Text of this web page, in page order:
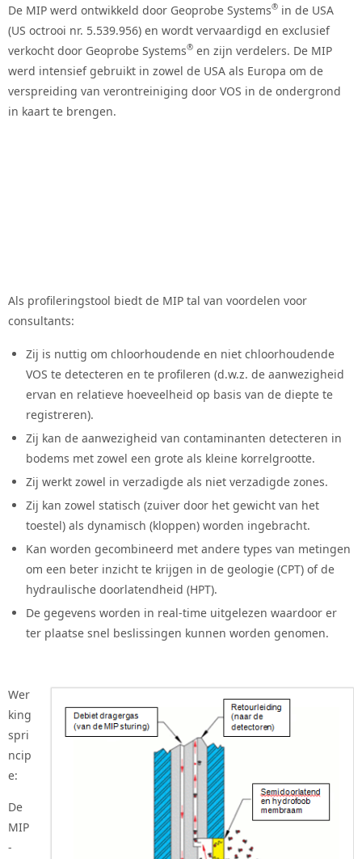
De MIP werd ontwikkeld door Geoprobe Systems® in de USA
(US octrooi nr. 5.539.956) en wordt vervaardigd en exclusief
verkocht door Geoprobe Systems® en zijn verdelers. De MIP
werd intensief gebruikt in zowel de USA als Europa om de
verspreiding van verontreiniging door VOS in de ondergrond
in kaart te brengen.
Als profileringstool biedt de MIP tal van voordelen voor
consultants:
Zij is nuttig om chloorhoudende en niet chloorhoudende
VOS te detecteren en te profileren (d.w.z. de aanwezigheid
ervan en relatieve hoeveelheid op basis van de diepte te
registreren).
Zij kan de aanwezigheid van contaminanten detecteren in
bodems met zowel een grote als kleine korrelgrootte.
Zij werkt zowel in verzadigde als niet verzadigde zones.
Zij kan zowel statisch (zuiver door het gewicht van het
toestel) als dynamisch (kloppen) worden ingebracht.
Kan worden gecombineerd met andere types van metingen
om een beter inzicht te krijgen in de geologie (CPT) of de
hydraulische doorlatendheid (HPT).
De gegevens worden in real-time uitgelezen waardoor er
ter plaatse snel beslissingen kunnen worden genomen.
Wer
king
spri
ncip
e:
De
MIP
-